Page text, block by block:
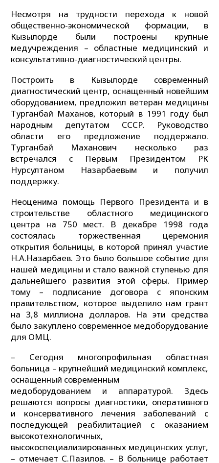
Несмотря на трудности перехода к новой
общественно-экономической формации, в
Кызылорде были построены крупные
медучреждения – областные медицинский и
консультативно-диагностический центры.
Построить в Кызылорде современный
диагностический центр, оснащенный новейшим
оборудованием, предложил ветеран медицины
Турганбай Маханов, который в 1991 году был
народным депутатом СССР. Руководство
области его предложение поддержало.
Турганбай Маханович несколько раз
встречался с Первым Президентом РК
Нурсултаном Назарбаевым и получил
поддержку.
Неоценима помощь Первого Президента и в
строительстве областного медицинского
центра на 750 мест. В декабре 1998 года
состоялась торжественная церемония
открытия больницы, в которой принял участие
Н.А.Назарбаев. Это было большое событие для
нашей медицины и стало важной ступенью для
дальнейшего развития этой сферы. Пример
тому – подписание договора с японским
правительством, которое выделило нам грант
на 3,8 миллиона долларов. На эти средства
было закуплено современное медоборудование
для ОМЦ.
– Сегодня многопрофильная областная
больница – крупнейший медицинский комплекс,
оснащенный современным
медоборудованием и аппаратурой. Здесь
решаются вопросы диагностики, оперативного
и консервативного лечения заболеваний с
последующей реабилитацией с оказанием
высокотехнологичных,
высокоспециализированных медицинских услуг,
– отмечает С.Пазилов. – В больнице работает